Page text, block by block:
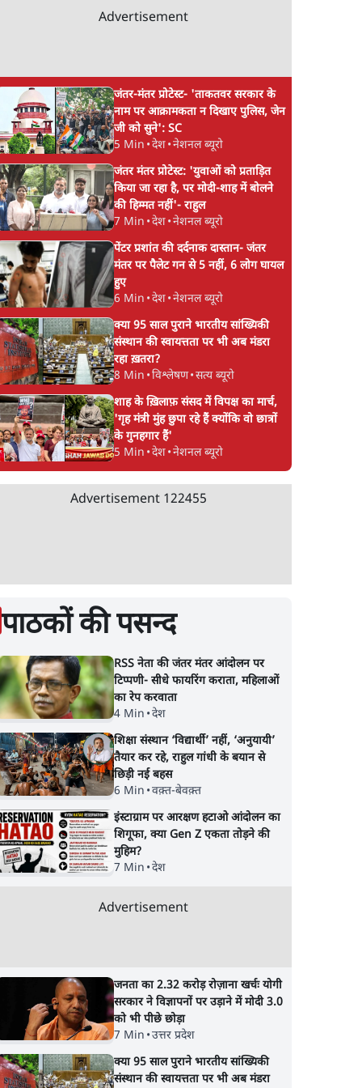
Advertisement
जंतर-मंतर प्रोटेस्ट- 'ताकतवर सरकार के
नाम पर आक्रामकता न दिखाए पुलिस, जेन
जी को सुने': SC
5 Min •देश•नेशनल ब्यूरो
जंतर मंतर प्रोटेस्ट: 'युवाओं को प्रताड़ित
किया जा रहा है, पर मोदी-शाह में बोलने
की हिम्मत नहीं'- राहुल
7 Min •देश•नेशनल ब्यूरो
पेंटर प्रशांत की दर्दनाक दास्तान- जंतर
मंतर पर पैलेट गन से 5 नहीं, 6 लोग घायल
हुए
6 Min •देश•नेशनल ब्यूरो
क्या 95 साल पुराने भारतीय सांख्यिकी
संस्थान की स्वायत्तता पर भी अब मंडरा
रहा ख़तरा?
8 Min •विश्लेषण•सत्य ब्यूरो
शाह के ख़िलाफ़ संसद में विपक्ष का मार्च,
'गृह मंत्री मुंह छुपा रहे हैं क्योंकि वो छात्रों
के गुनहगार हैं'
5 Min •देश•नेशनल ब्यूरो
Advertisement 122455
पाठकों की पसन्द
RSS नेता की जंतर मंतर आंदोलन पर
टिप्पणी- सीधे फायरिंग कराता, महिलाओं
का रेप करवाता
4 Min •देश
शिक्षा संस्थान ‘विद्यार्थी’ नहीं, ‘अनुयायी’
तैयार कर रहे, राहुल गांधी के बयान से
छिड़ी नई बहस
6 Min •वक़्त-बेवक़्त
इंस्टाग्राम पर आरक्षण हटाओ आंदोलन का
शिगूफा, क्या Gen Z एकता तोड़ने की
मुहिम?
7 Min •देश
Advertisement
जनता का 2.32 करोड़ रोज़ाना खर्चः योगी
सरकार ने विज्ञापनों पर उड़ाने में मोदी 3.0
को भी पीछे छोड़ा
7 Min •उत्तर प्रदेश
क्या 95 साल पुराने भारतीय सांख्यिकी
संस्थान की स्वायत्तता पर भी अब मंडरा